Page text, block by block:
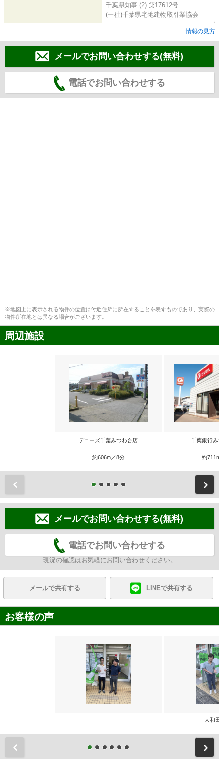
千葉県知事 (2) 第17612号
(一社)千葉県宅地建物取引業協会
情報の見方
メールでお問い合わせする(無料)
電話でお問い合わせする
※地図上に表示される物件の位置は付近住所に所在することを表すものであり、実際の
物件所在地とは異なる場合がございます。
周辺施設
デニーズ千葉みつわ台店
約606m／8分
千葉銀行
約
メールでお問い合わせする(無料)
電話でお問い合わせする
現況の確認はお気軽にお問い合わせください。
メールで共有する LINEで共有する
お客様の声
大和